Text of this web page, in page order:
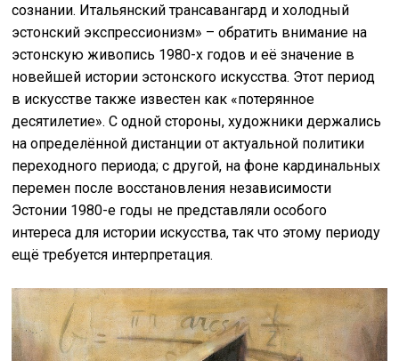
сознании. Итальянский трансавангард и холодный
эстонский экспрессионизм» – обратить внимание на
эстонскую живопись 1980-х годов и её значение в
новейшей истории эстонского искусства. Этот период
в искусстве также известен как «потерянное
десятилетие». С одной стороны, художники держались
на определённой дистанции от актуальной политики
переходного периода; с другой, на фоне кардинальных
перемен после восстановления независимости
Эстонии 1980-е годы не представляли особого
интереса для истории искусства, так что этому периоду
ещё требуется интерпретация.